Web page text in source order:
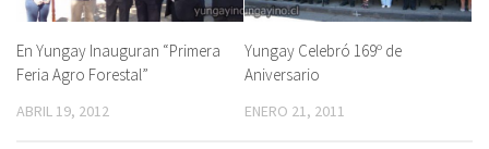
En Yungay Inauguran “Primera
Feria Agro Forestal”
ABRIL 19, 2012
Yungay Celebró 169º de
Aniversario
ENERO 21, 2011